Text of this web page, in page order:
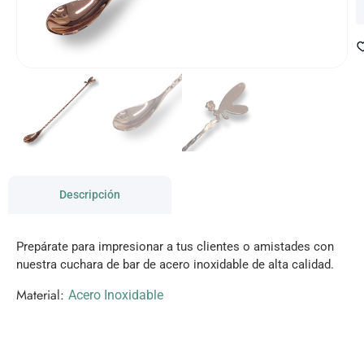
Descripción
Prepárate para impresionar a tus clientes o amistades con
nuestra cuchara de bar de acero inoxidable de alta calidad.
Material: Acero Inoxidable